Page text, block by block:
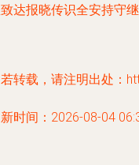
达报晓传识全安持守
转载，请注明出处：
时间：2026-08-04